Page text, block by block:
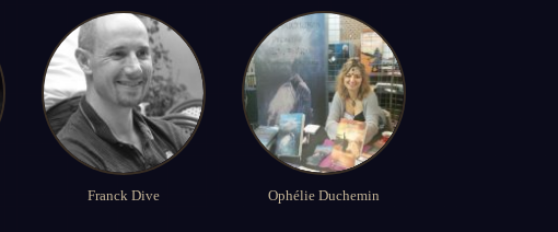
Franck Dive Ophélie Duchemin